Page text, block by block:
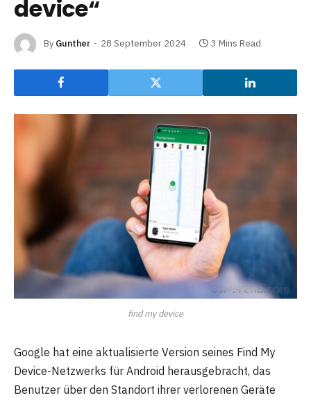
device“
By Gunther 28 September 2024 3 Mins Read
find my device
Google hat eine aktualisierte Version seines Find My
Device-Netzwerks für Android herausgebracht, das
Benutzer über den Standort ihrer verlorenen Geräte